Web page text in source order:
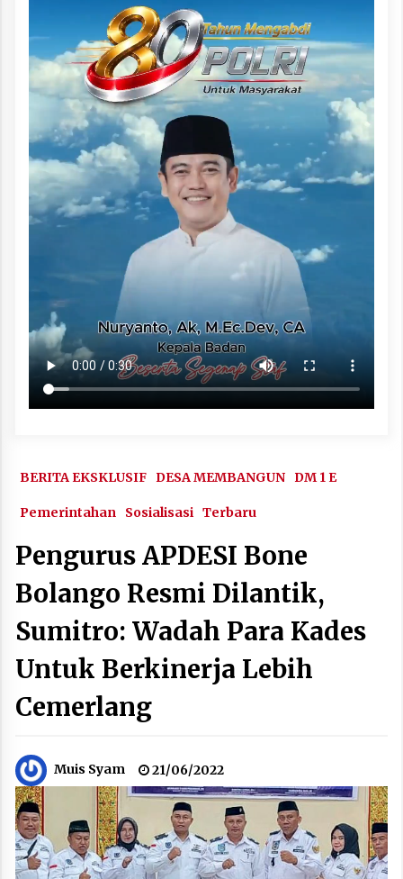
BERITA EKSKLUSIF DESA MEMBANGUN DM 1 E
Pemerintahan Sosialisasi Terbaru
Pengurus APDESI Bone
Bolango Resmi Dilantik,
Sumitro: Wadah Para Kades
Untuk Berkinerja Lebih
Cemerlang
Muis Syam 21/06/2022